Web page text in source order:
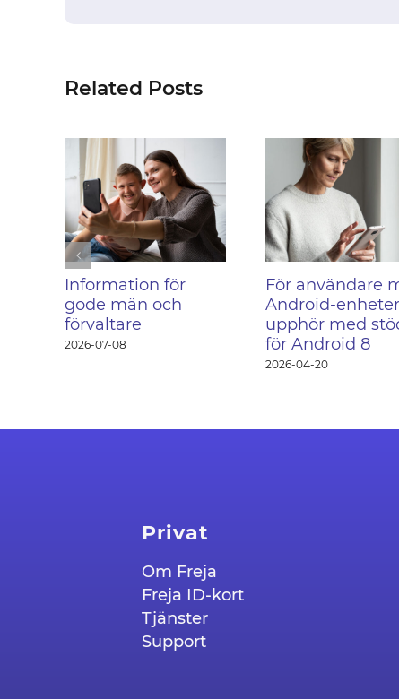
Related Posts
Information för
gode män och
förvaltare
2026-07-08
För användare
Android-
upphör med
för Android 8
2026-04-20
Privat
Om Freja
Freja ID-kort
Tjänster
Support